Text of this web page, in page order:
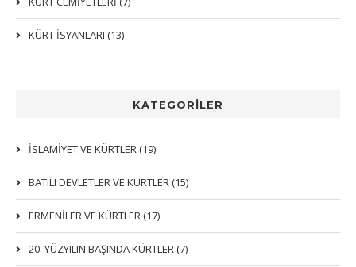
KATEGORİLER
İSLAMIYET VE KÜRTLER (19)
BATILI DEVLETLER VE KÜRTLER (15)
ERMENİLER VE KÜRTLER (17)
20. YÜZYILIN BAŞINDA KÜRTLER (7)
KÜRT İSYANLARI (13)